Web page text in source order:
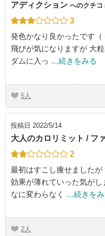
アディクション へのクチコ
3
発色かなり良かったです（
飛びが気になりますが 大
ダムに入っ …続きをみる
5
投稿日 2022/5/14
大人のカロリミット / フ
2
最初はすこし痩せました
効果が薄れていった気がし
なに変わらなく
…続きをみ
2